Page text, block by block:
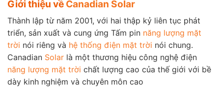
Giới thiệu về Canadian Solar
Thành lập từ năm 2001, với hai thập kỷ liên tục phát
triển, sản xuất và cung ứng Tấm pin năng lượng mặt
trời nói riêng và hệ thống điện mặt trời nói chung.
Canadian Solar là một thương hiệu công nghệ điện
năng lượng mặt trời chất lượng cao của thế giới với bề
dày kinh nghiệm và chuyên môn cao